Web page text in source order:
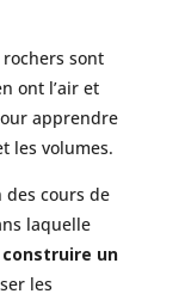
sont
ont l’air et
apprendre
les volumes.
des cours de
laquelle
un
les